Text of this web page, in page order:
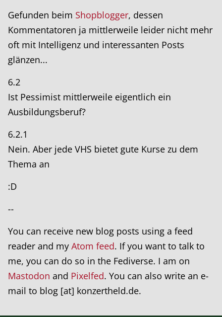
Gefunden beim Shopblogger, dessen
Kommentatoren ja mittlerweile leider nicht mehr
oft mit Intelligenz und interessanten Posts
glänzen...
6.2
Ist Pessimist mittlerweile eigentlich ein
Ausbildungsberuf?
6.2.1
Nein. Aber jede VHS bietet gute Kurse zu dem
Thema an
:D
--
You can receive new blog posts using a feed
reader and my Atom feed. If you want to talk to
me, you can do so in the Fediverse. I am on
Mastodon and Pixelfed. You can also write an e-
mail to blog [at] konzertheld.de.